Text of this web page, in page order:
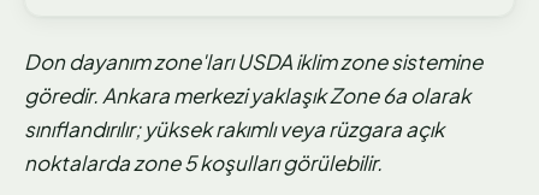
Don dayanım zone'ları USDA iklim zone sistemine
göredir. Ankara merkezi yaklaşık Zone 6a olarak
sınıflandırılır; yüksek rakımlı veya rüzgara açık
noktalarda zone 5 koşulları görülebilir.